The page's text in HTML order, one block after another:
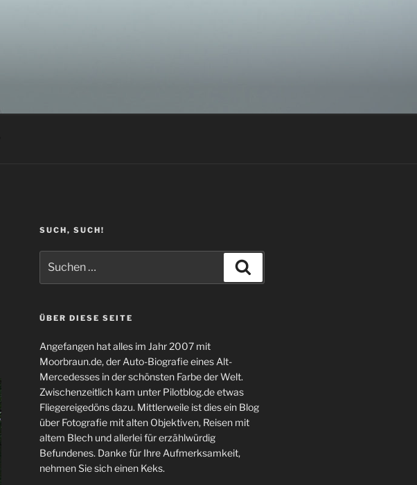
SUCH, SUCH!
nach:
ÜBER DIESE SEITE
Angefangen hat alles im Jahr 2007 mit
Moorbraun.de, der Auto-Biografie eines Alt-
Mercedesses in der schönsten Farbe der Welt.
Zwischenzeitlich kam unter Pilotblog.de etwas
Fliegereigedöns dazu. Mittlerweile ist dies ein Blog
über Fotografie mit alten Objektiven, Reisen mit
altem Blech und allerlei für erzählwürdig
Befundenes. Danke für Ihre Aufmerksamkeit,
nehmen Sie sich einen Keks.